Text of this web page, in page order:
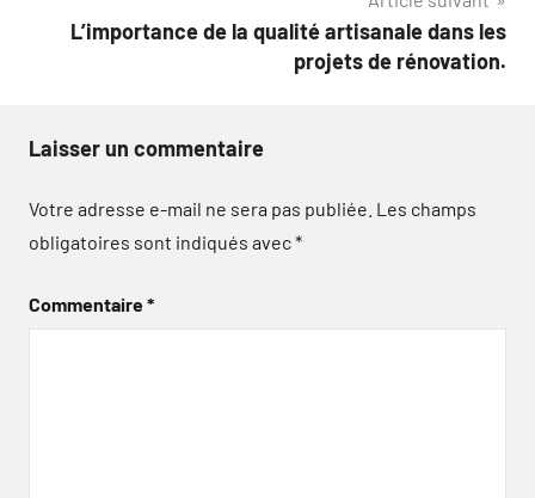
L’importance de la qualité artisanale dans les
projets de rénovation.
Laisser un commentaire
Votre adresse e-mail ne sera pas publiée. Les champs
obligatoires sont indiqués avec*
Commentaire*